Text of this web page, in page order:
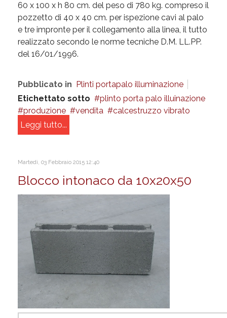
60 x 100 x h 80 cm. del peso di 780 kg. compreso il
pozzetto di 40 x 40 cm. per ispezione cavi al palo
e tre impronte per il collegamento alla linea, il tutto
realizzato secondo le norme tecniche D.M. LL.PP.
del 16/01/1996.
Pubblicato in Plinti portapalo illuminazione
Etichettato sotto
plinto porta palo illuinazione
produzione
vendita
calcestruzzo vibrato
Leggi tutto...
Martedì, 03 Febbraio 2015 12:40
Blocco intonaco da 10x20x50